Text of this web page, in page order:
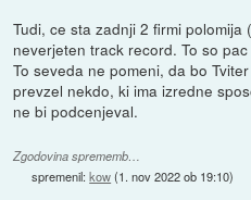
Tudi, ce sta zadnji 2 firmi
neverjeten track record. To so
To seveda ne pomeni, da bo
prevzel nekdo, ki ima izredne
ne bi podcenjeval.
Zgodovina sprememb…
spremenil:kow(1. nov 2022 ob 19:10)